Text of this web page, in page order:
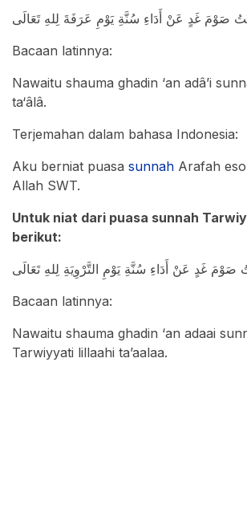
صَوْمَ غَدٍ عَنْ أَدَاءِ سُنَّةِ يَوْمِ عَرَفَةَ لِلهِ تَعَالَى
Bacaan latinnya:
Nawaitu shauma ghadin ‘an adâ’i
ta‘âlâ.
Terjemahan dalam bahasa Indonesia:
Aku berniat puasa sunnah Arafah
Allah SWT.
Untuk niat dari puasa sunnah
berikut:
صَوْمَ غَدٍ عَنْ أَدَاءِ سُنَّةِ يَوْمِ التَّرْوِيَةِ لِلهِ تَعَالَى
Bacaan latinnya:
Nawaitu shauma ghadin ‘an adaai
Tarwiyyati lillaahi ta’aalaa.